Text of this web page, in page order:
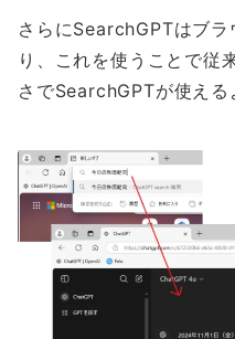
さらにSearchGPTはブ
り、これを使うことで従
さでSearchGPTが使える